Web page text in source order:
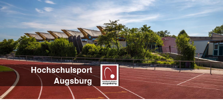
Hochschulsport
Augsburg